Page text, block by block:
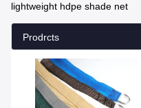
42
lightweight hdpe shade net
Prodrcts